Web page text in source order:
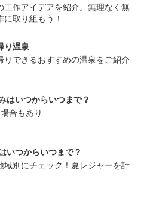
工作アイデアを紹介。無理なく無
取り組もう！
り温泉
りできるおすすめの温泉をご紹介
はいつからいつまで？
合もあり
いつからいつまで？
域別にチェック！夏レジャーを計